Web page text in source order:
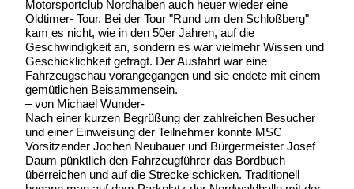
Motorsportclub Nordhalben auch heuer wieder eine
Oldtimer- Tour. Bei der Tour "Rund um den Schloßberg"
kam es nicht, wie in den 50er Jahren, auf die
Geschwindigkeit an, sondern es war vielmehr Wissen und
Geschicklichkeit gefragt. Der Ausfahrt war eine
Fahrzeugschau vorangegangen und sie endete mit einem
gemütlichen Beisammensein.
– von Michael Wunder-
Nach einer kurzen Begrüßung der zahlreichen Besucher
und einer Einweisung der Teilnehmer konnte MSC
Vorsitzender Jochen Neubauer und Bürgermeister Josef
Daum pünktlich den Fahrzeugführer das Bordbuch
überreichen und auf die Strecke schicken. Traditionell